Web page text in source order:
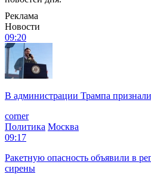
Реклама
Новости
09:20
В администрации Трампа признали
corner
Политика Москва
09:17
Ракетную опасность объявили в
сирены